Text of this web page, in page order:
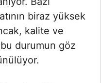
biraz yüksek
kalite ve
durumun göz